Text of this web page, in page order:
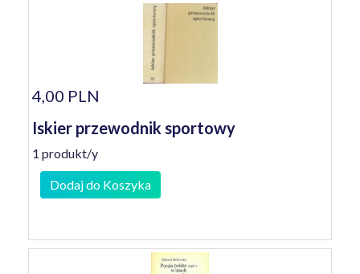
4,00 PLN
Iskier przewodnik sportowy
1 produkt/y
Dodaj do Koszyka